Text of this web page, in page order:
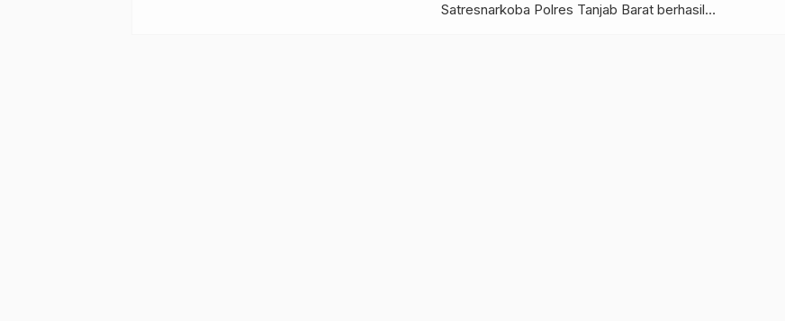
Satresnarkoba Polres Tanjab Barat berhasil